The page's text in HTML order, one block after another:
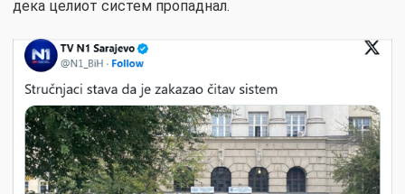
дека целиот систем пропаднал.